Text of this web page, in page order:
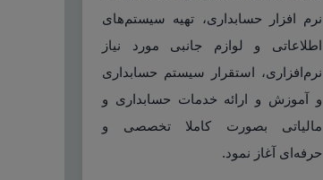
نرم افزار حسابداری، تهیه سیستم‌های
اطلاعاتی و لوازم جانبی مورد نیاز
نرم‌افزاری، استقرار سیستم حسابداری
و آموزش و ارائه خدمات حسابداری و
مالیاتی بصورت کاملا تخصصی و
حرفه‌ای آغاز نمود.